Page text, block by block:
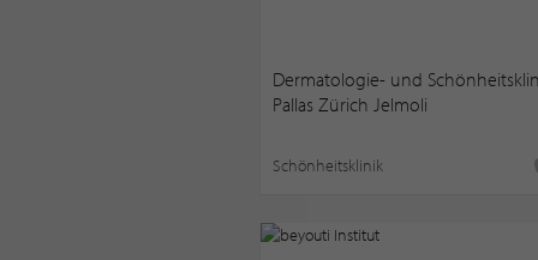
Dermatologie- und
Pallas Zürich Jelmoli
Schönheitsklinik